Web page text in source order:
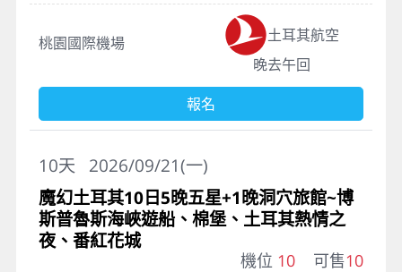
桃園國際機場
土耳其航空
晚去午回
報名
2026/09/21(一)
10天
魔幻土耳其10日5晚五星+1晚洞穴旅館~博
斯普魯斯海峽遊船、棉堡、土耳其熱情之
夜、番紅花城
機位 10 可售10